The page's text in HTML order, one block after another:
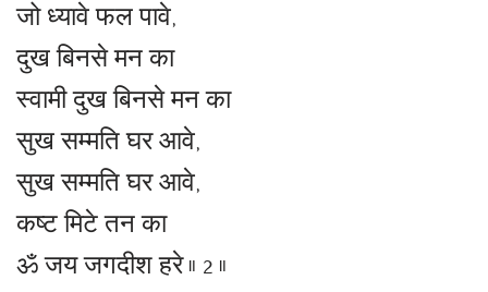
जो ध्यावे फल पावे,
दुख बिनसे मन का
स्वामी दुख बिनसे मन का
सुख सम्मति घर आवे,
सुख सम्मति घर आवे,
कष्ट मिटे तन का
ॐ जय जगदीश हरे ॥ 2 ॥